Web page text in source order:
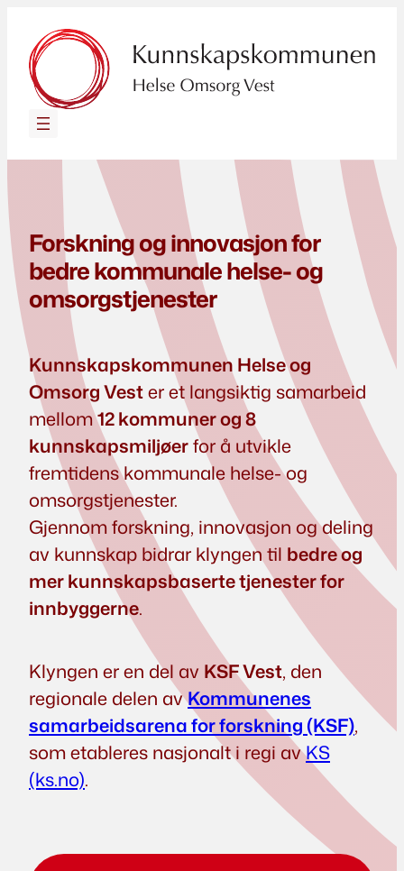
innhold
Forskning og innovasjon for
bedre kommunale helse- og
omsorgstjenester
Kunnskapskommunen Helse og
Omsorg Vester et langsiktig samarbeid
mellom12 kommuner og 8
kunnskapsmiljøerfor å utvikle
fremtidens kommunale helse- og
omsorgstjenester.
Gjennom forskning, innovasjon og deling
av kunnskap bidrar klyngen til bedre og
mer kunnskapsbaserte tjenester for
innbyggerne.
Klyngen er en del av KSF Vest, den
regionale delen avKommunenes
samarbeidsarena for forskning (KSF),
som etableres nasjonalt i regi avKS
(ks.no).